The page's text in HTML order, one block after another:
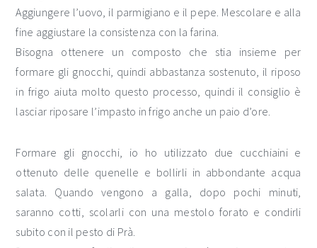
Aggiungere l’uovo, il parmigiano e il pepe. Mescolare e alla
fine aggiustare la consistenza con la farina.
Bisogna ottenere un composto che stia insieme per
formare gli gnocchi, quindi abbastanza sostenuto, il riposo
in frigo aiuta molto questo processo, quindi il consiglio è
lasciar riposare l’impasto in frigo anche un paio d’ore.
Formare gli gnocchi, io ho utilizzato due cucchiaini e
ottenuto delle quenelle e bollirli in abbondante acqua
salata. Quando vengono a galla, dopo pochi minuti,
saranno cotti, scolarli con una mestolo forato e condirli
subito con il pesto di Prà.